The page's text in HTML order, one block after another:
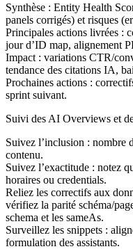
Synthèse : Entity Health
panels corrigés) et risques
Principales actions livrées :
jour d’ID map, alignement
Impact : variations CTR/
tendance des citations IA,
Prochaines actions :
sprint suivant.
Suivi des AI Overviews et
Suivez l’inclusion : nombre
contenu.
Suivez l’exactitude : notez
horaires ou credentials.
Reliez les correctifs aux
vérifiez la parité schéma/
schema et les sameAs.
Surveillez les snippets :
formulation des assistants.